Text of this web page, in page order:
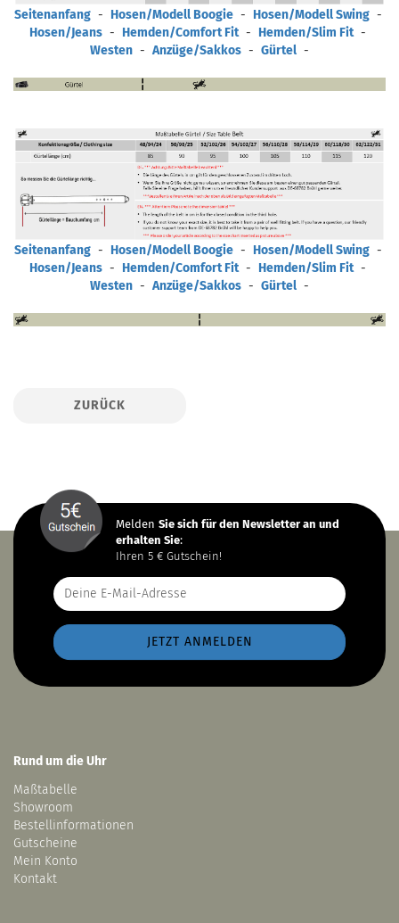
Seitenanfang- Hosen/Modell Boogie- Hosen/Modell Swing-
Hosen/Jeans - Hemden/Comfort Fit- Hemden/Slim Fit-
Westen - Anzüge/Sakkos - Gürtel -
Seitenanfang- Hosen/Modell Boogie- Hosen/Modell Swing-
Hosen/Jeans - Hemden/Comfort Fit- Hemden/Slim Fit-
Westen - Anzüge/Sakkos - Gürtel -
ZURÜCK
Melden Sie sich für den Newsletter an und
erhalten Sie:
Ihren 5 € Gutschein!
Rund um die Uhr
Maßtabelle
Showroom
Bestellinformationen
Gutscheine
Mein Konto
Kontakt